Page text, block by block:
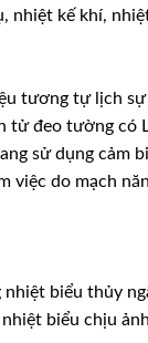
nhiệt kế khí,
tương tự lịch sự
tử đeo tường có
sử dụng cảm
việc do mạch
biểu thủy
biểu chịu